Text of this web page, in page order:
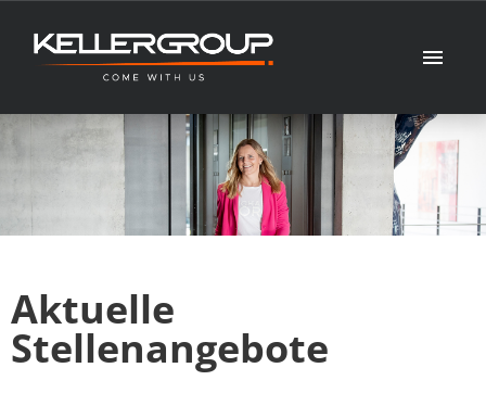
Deutsch
Stellenangebote
Perspektiven
Bewerbungstipps
FAQ
Aktuelle
Stellenangebote